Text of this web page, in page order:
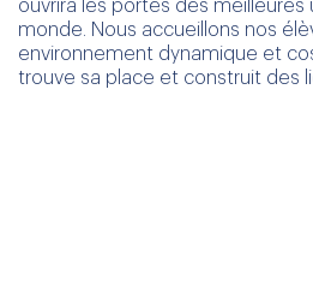
ouvrira les portes des meilleures
monde. Nous accueillons nos
environnement dynamique et
trouve sa place et construit des